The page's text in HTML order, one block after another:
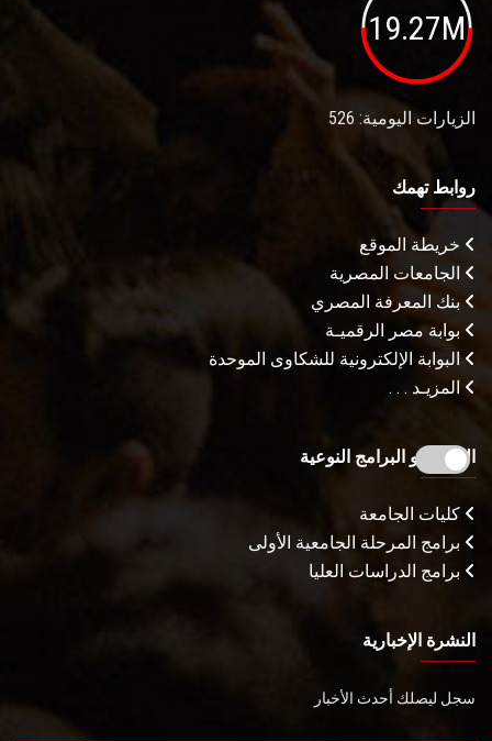
19.27M
الزيارات اليومية: 526
روابط تهمك
خريطة الموقع
الجامعات المصرية
بنك المعرفة المصري
بوابة مصر الرقميـة
البوابة الإلكترونية للشكاوى الموحدة
المزيـد . . .
الكليات و البرامج النوعية
كليات الجامعة
برامج المرحلة الجامعية الأولى
برامج الدراسات العليا
النشرة الإخبارية
سجل ليصلك أحدث الأخبار